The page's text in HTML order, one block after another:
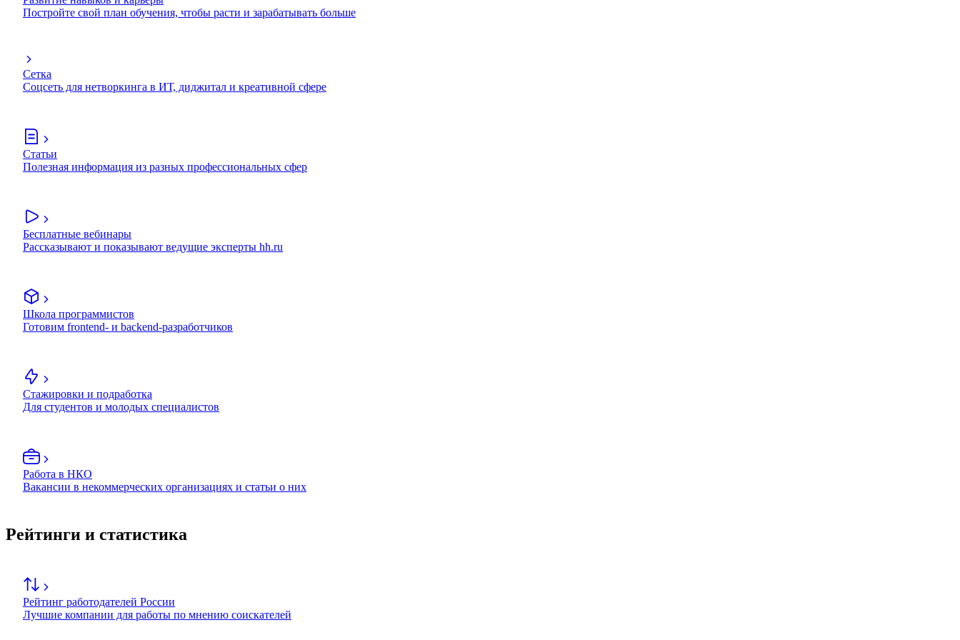
Постройте свой план обучения, чтобы расти и зарабатывать больше
Сетка
Соцсеть для нетворкинга в ИТ, диджитал и креативной сфере
Статьи
Полезная информация из разных профессиональных сфер
Бесплатные вебинары
Рассказывают и показывают ведущие эксперты hh.ru
Школа программистов
Готовим frontend- и backend-разработчиков
Стажировки и подработка
Для студентов и молодых специалистов
Работа в НКО
Вакансии в некоммерческих организациях и статьи о них
Рейтинги и статистика
Рейтинг работодателей России
Лучшие компании для работы по мнению соискателей